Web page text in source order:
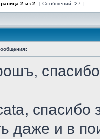
2 из 2 [ Сообщений: 27 ]
спасибо
даже и в